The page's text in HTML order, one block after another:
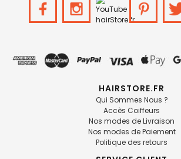
HAIRSTORE.FR
Qui Sommes Nous ?
Accès Coiffeurs
Nos modes de Livraison
Nos modes de Paiement
Politique des retours